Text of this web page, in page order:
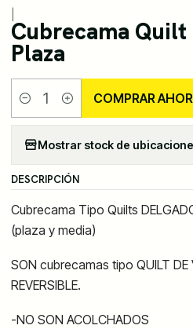
Cubrecama Quilt
Plaza
Cantidad
COMPRAR
Mostrar stock de
DESCRIPCIÓN
Cubrecama Tipo Quilts
(plaza y media)
SON cubrecamas tipo QUILT DE
REVERSIBLE.
-NO SON ACOLCHADOS